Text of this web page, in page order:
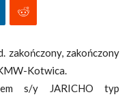
zakończony, zakończony
Kotwica.
s/y JARICHO typ